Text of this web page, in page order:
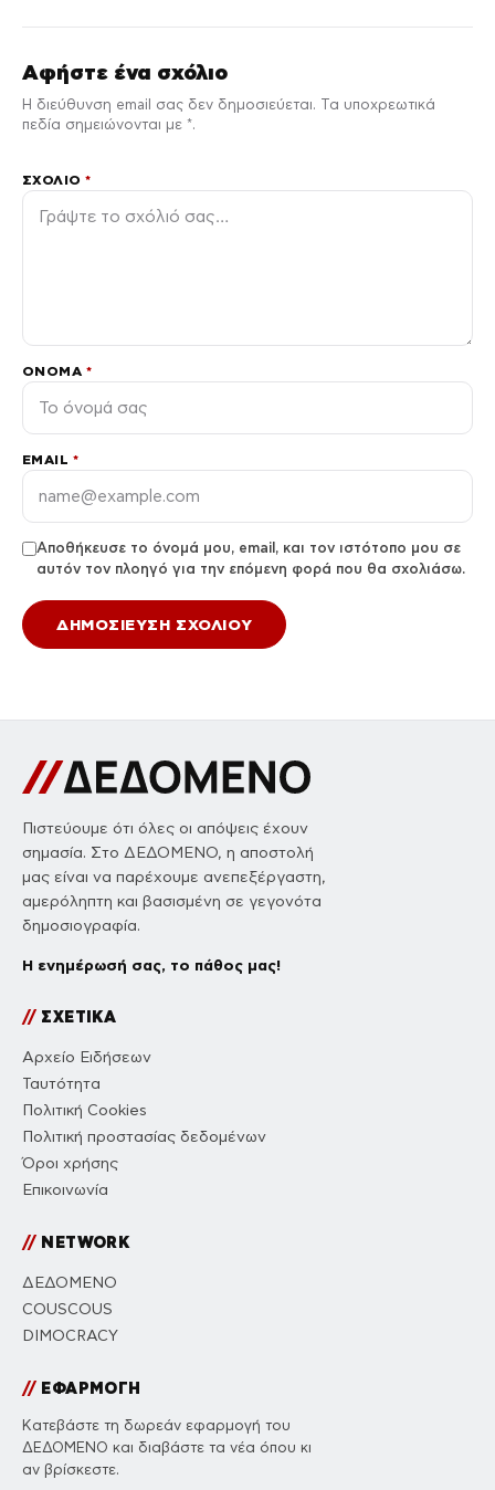
Αφήστε ένα σχόλιο
Η διεύθυνση email σας δεν δημοσιεύεται. Τα υποχρεωτικά
πεδία σημειώνονται με *.
ΣΧΌΛΙΟ*
ΌΝΟΜΑ *
EMAIL *
Αποθήκευσε το όνομά μου, email, και τον ιστότοπο μου σε
αυτόν τον πλοηγό για την επόμενη φορά που θα σχολιάσω.
Πιστεύουμε ότι όλες οι απόψεις έχουν
σημασία. Στο ΔΕΔΟΜΕΝΟ, η αποστολή
μας είναι να παρέχουμε ανεπεξέργαστη,
αμερόληπτη και βασισμένη σε γεγονότα
δημοσιογραφία.
Η ενημέρωσή σας, το πάθος μας!
//ΣΧΕΤΙΚΑ
Αρχείο Ειδήσεων
Ταυτότητα
Πολιτική Cookies
Πολιτική προστασίας δεδομένων
Όροι χρήσης
Επικοινωνία
//NETWORK
ΔΕΔΟΜΕΝΟ
COUSCOUS
DIMOCRACY
//ΕΦΑΡΜΟΓΗ
Κατεβάστε τη δωρεάν εφαρμογή του
ΔΕΔΟΜΕΝΟ και διαβάστε τα νέα όπου κι
αν βρίσκεστε.